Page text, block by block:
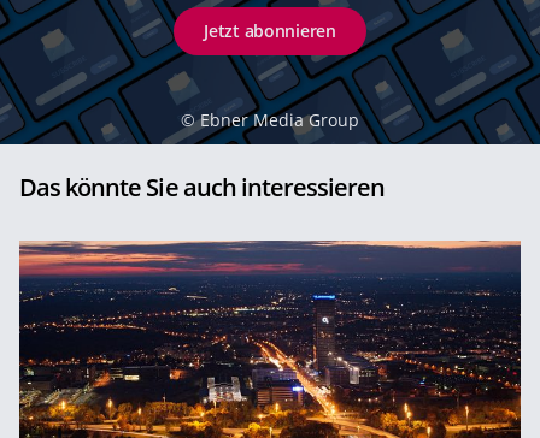
Jetzt abonnieren
© Ebner Media Group
Das könnte Sie auch interessieren